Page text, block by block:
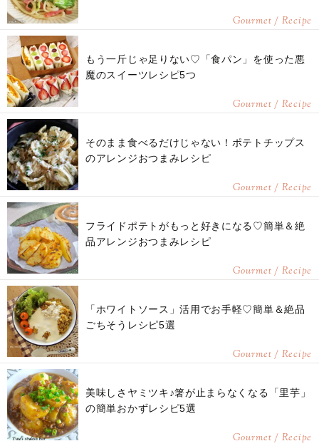
Gourmet / Recipe
もう一斤じゃ足りない♡「食パン」を使った悪
魔のスイーツレシピ5つ
Gourmet / Recipe
そのまま食べるだけじゃない！ポテトチップス
のアレンジおつまみレシピ
Gourmet / Recipe
フライドポテトがもっと好きになる♡簡単＆絶
品アレンジおつまみレシピ
Gourmet / Recipe
「ホワイトソース」活用でお手軽♡簡単＆絶品
ごちそうレシピ5選
Gourmet / Recipe
美味しさヤミツキ♪箸が止まらなくなる「里芋」
の簡単おかずレシピ5選
Gourmet / Recipe